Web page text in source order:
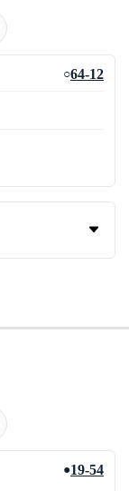
○64-12
●19-54